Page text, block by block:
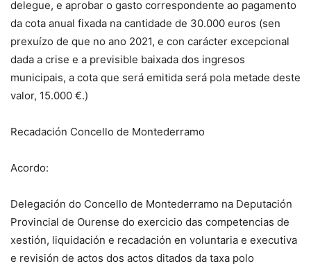
delegue, e aprobar o gasto correspondente ao pagamento
da cota anual fixada na cantidade de 30.000 euros (sen
prexuízo de que no ano 2021, e con carácter excepcional
dada a crise e a previsible baixada dos ingresos
municipais, a cota que será emitida será pola metade deste
valor, 15.000 €.)
Recadación Concello de Montederramo
Acordo:
Delegación do Concello de Montederramo na Deputación
Provincial de Ourense do exercicio das competencias de
xestión, liquidación e recadación en voluntaria e executiva
e revisión de actos dos actos ditados da taxa polo